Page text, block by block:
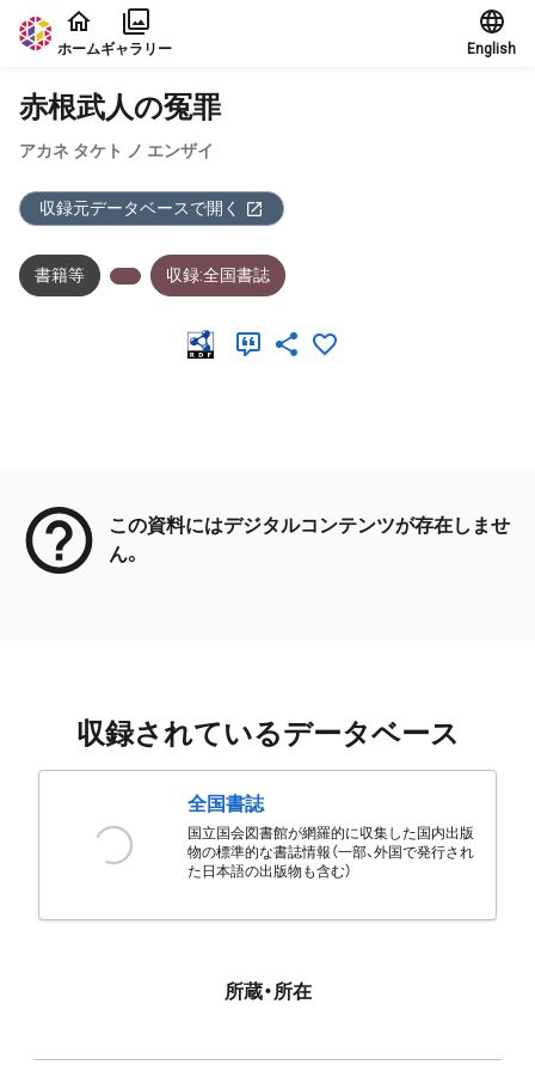
本文に飛ぶ
ホームギャラリー English
赤根武人の冤罪
アカネ タケト ノ エンザイ
収録元データベースで開く
書籍等 収録:全国書誌
この資料にはデジタルコンテンツが存在しませ
ん。
収録されているデータベース
全国書誌
国立国会図書館が網羅的に収集した国内出版
物の標準的な書誌情報（一部、外国で発行され
た日本語の出版物も含む）
所蔵・所在